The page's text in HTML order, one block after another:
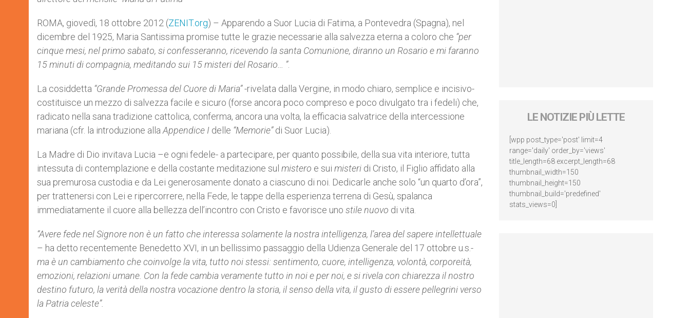
ROMA, giovedì, 18 ottobre 2012 (ZENIT.org) – Apparendo a Suor Lucia di Fatima, a Pontevedra (Spagna), nel
dicembre del 1925, Maria Santissima promise tutte le grazie necessarie alla salvezza eterna a coloro che “per
cinque mesi, nel primo sabato, si confesseranno, ricevendo la santa Comunione, diranno un Rosario e mi faranno
15 minuti di compagnia, meditando sui 15 misteri del Rosario… ”.
La cosiddetta “Grande Promessa del Cuore di Maria”-rivelata dalla Vergine, in modo chiaro, semplice e incisivo-
costituisce un mezzo di salvezza facile e sicuro (forse ancora poco compreso e poco divulgato tra i fedeli) che,
radicato nella sana tradizione cattolica, conferma, ancora una volta, la efficacia salvatrice della intercessione
mariana (cfr. la introduzione alla Appendice I delle “Memorie”di Suor Lucia).
La Madre di Dio invitava Lucia –e ogni fedele- a partecipare, per quanto possibile, della sua vita interiore, tutta
intessuta di contemplazione e della costante meditazione sul mistero e sui misteri di Cristo, il Figlio affidato alla
sua premurosa custodia e da Lei generosamente donato a ciascuno di noi. Dedicarle anche solo “un quarto d’ora”,
per trattenersi con Lei e ripercorrere, nella Fede, le tappe della esperienza terrena di Gesù, spalanca
immediatamente il cuore alla bellezza dell’incontro con Cristo e favorisce uno stile nuovo di vita.
“Avere fede nel Signore non è un fatto che interessa solamente la nostra intelligenza, l’area del sapere intellettuale
– ha detto recentemente Benedetto XVI, in un bellissimo passaggio della Udienza Generale del 17 ottobre u.s.-
ma è un cambiamento che coinvolge la vita, tutto noi stessi: sentimento, cuore, intelligenza, volontà, corporeità,
emozioni, relazioni umane. Con la fede cambia veramente tutto in noi e per noi, e si rivela con chiarezza il nostro
destino futuro, la verità della nostra vocazione dentro la storia, il senso della vita, il gusto di essere pellegrini verso
la Patria celeste”.
LE NOTIZIE PIÙ LETTE
[wpp post_type='post' limit=4
range='daily' order_by='views'
title_length=68 excerpt_length=68
thumbnail_width=150
thumbnail_height=150
thumbnail_build='predefined'
stats_views=0]